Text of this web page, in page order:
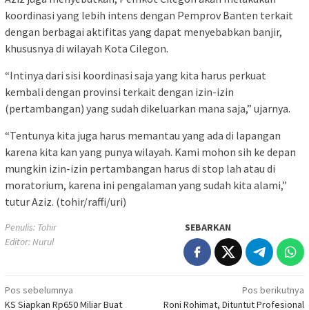
koordinasi yang lebih intens dengan Pemprov Banten terkait
dengan berbagai aktifitas yang dapat menyebabkan banjir,
khususnya di wilayah Kota Cilegon.
“Intinya dari sisi koordinasi saja yang kita harus perkuat
kembali dengan provinsi terkait dengan izin-izin
(pertambangan) yang sudah dikeluarkan mana saja,” ujarnya.
“Tentunya kita juga harus memantau yang ada di lapangan
karena kita kan yang punya wilayah. Kami mohon sih ke depan
mungkin izin-izin pertambangan harus di stop lah atau di
moratorium, karena ini pengalaman yang sudah kita alami,”
tutur Aziz. (tohir/raffi/uri)
Penulis: Tohir
Editor: Nurul
SEBARKAN
Navigasi
Pos sebelumnya
KS Siapkan Rp650 Miliar Buat
Pos berikutnya
Roni Rohimat, Dituntut Profesional